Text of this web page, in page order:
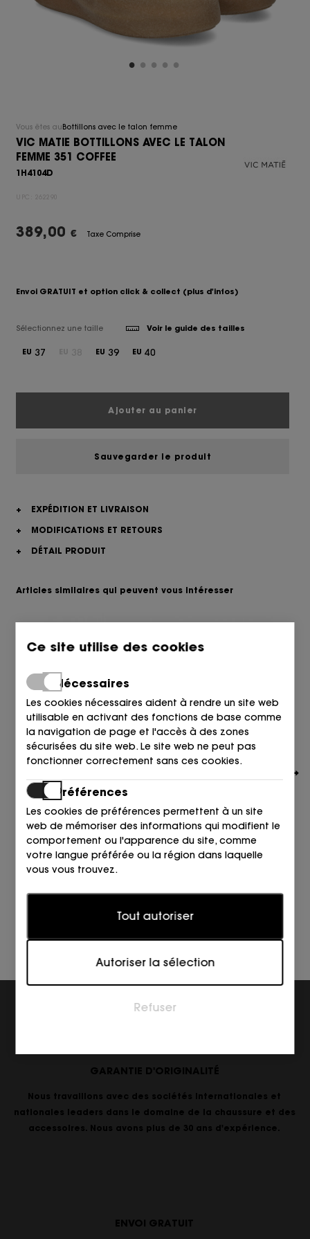
Vous êtes auBottillons avec le talon femme
VIC MATIE BOTTILLONS AVEC LE TALON
FEMME 351 COFFEE
1H4104D
UPC:
389,00 € Taxe Comprise
Envoi GRATUIT et option click & collect (plus d'infos)
Sélectionnez une taille Voir le guide des tailles
EU 37 EU 39 EU 40
Ajouter au panier
Sauvegarder le produit
+
EXPÉDITION ET LIVRAISON
+
MODIFICATIONS ET RETOURS
+
DÉTAIL PRODUIT
Articles similaires qui peuvent vous intéresser
VIC MATIE
BOTIN SANDALIA PIEL NEGRO 101 NOIR
GARANTIE D'ORIGINALITÉ
Nous travaillons avec des sociétés internationales et
nationales leaders dans le domaine de la chaussure et des
accessoires. Nous avons plus de 30 ans d'expérience.
ENVOI GRATUIT
Ce site utilise des cookies
Nécessaires
Les cookies nécessaires aident à rendre un site web
utilisable en activant des fonctions de base comme
la navigation de page et l'accès à des zones
sécurisées du site web. Le site web ne peut pas
fonctionner correctement sans ces cookies.
Préférences
Les cookies de préférences permettent à un site
web de mémoriser des informations qui modifient le
comportement ou l'apparence du site, comme
votre langue préférée ou la région dans laquelle
vous vous trouvez.
Les cookies statistiques aident les propriétaires de
fournissant des informations de manière anonyme.
Les cookies marketing sont utilisés pour suivre les
pour l'utilisateur individuel et donc plus précieuses
pour les éditeurs et les annonceurs tiers.
Tout autoriser
Autoriser la sélection
Refuser